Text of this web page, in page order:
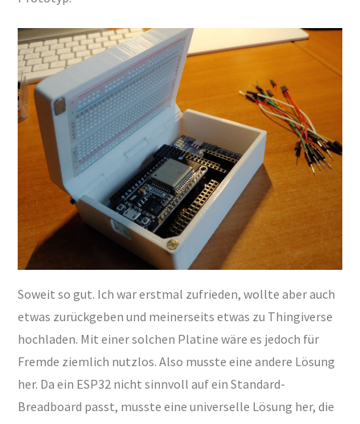
Soweit so gut. Ich war erstmal zufrieden, wollte aber auch
etwas zurückgeben und meinerseits etwas zu Thingiverse
hochladen. Mit einer solchen Platine wäre es jedoch für
Fremde ziemlich nutzlos. Also musste eine andere Lösung
her. Da ein ESP32 nicht sinnvoll auf ein Standard-
Breadboard passt, musste eine universelle Lösung her, die